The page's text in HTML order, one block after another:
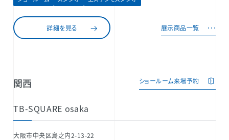
詳細を見る 展示商品一覧
関西 ショールーム来場予約
TB-SQUARE osaka
大阪市中央区島之内2-13-22